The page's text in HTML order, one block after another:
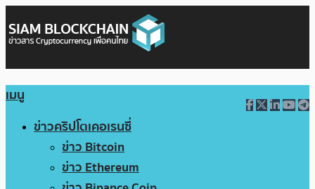
เมนู
ข่าวคริปโตเคอเรนซี่
ข่าว Bitcoin
ข่าว Ethereum